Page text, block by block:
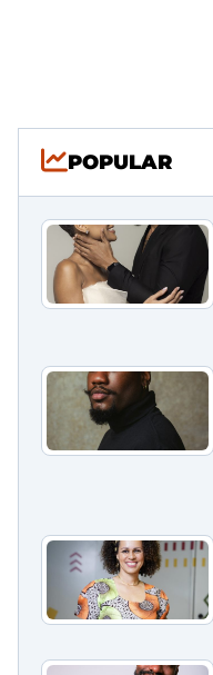
POPULAR